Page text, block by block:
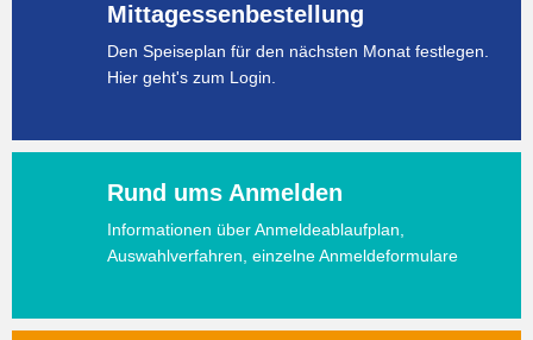
Mittagessenbestellung
Den Speiseplan für den nächsten Monat festlegen.
Hier geht's zum Login.
Rund ums Anmelden
Informationen über Anmeldeablaufplan,
Auswahlverfahren, einzelne Anmeldeformulare